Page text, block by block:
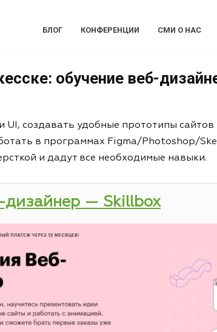
БЛОГ КОНФЕРЕНЦИИ СМИ О НАС
обучение веб-
UI, создавать удобные прототипы
в программах Figma/Photoshop/
и дадут все необходимые навыки.
дизайнер — Skillbox